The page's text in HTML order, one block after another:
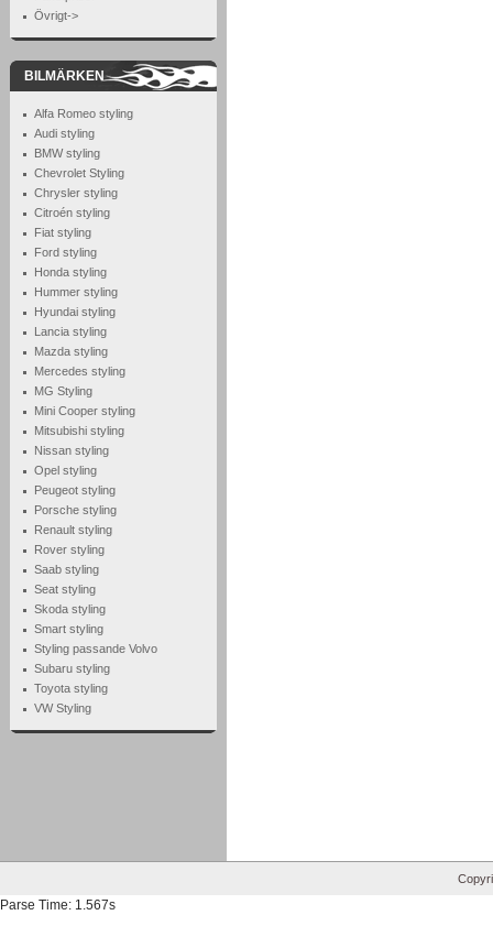
Övrigt->
BILMÄRKEN
Alfa Romeo styling
Audi styling
BMW styling
Chevrolet Styling
Chrysler styling
Citroén styling
Fiat styling
Ford styling
Honda styling
Hummer styling
Hyundai styling
Lancia styling
Mazda styling
Mercedes styling
MG Styling
Mini Cooper styling
Mitsubishi styling
Nissan styling
Opel styling
Peugeot styling
Porsche styling
Renault styling
Rover styling
Saab styling
Seat styling
Skoda styling
Smart styling
Styling passande Volvo
Subaru styling
Toyota styling
VW Styling
Parse Time: 1.567s